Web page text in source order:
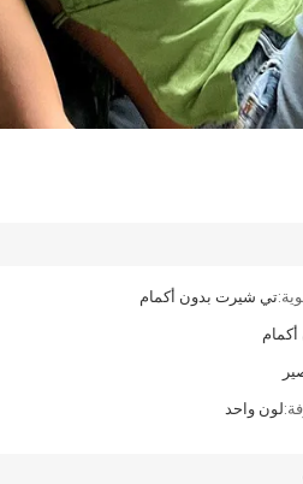
تي شيرت بدون أكمام
لون واحد